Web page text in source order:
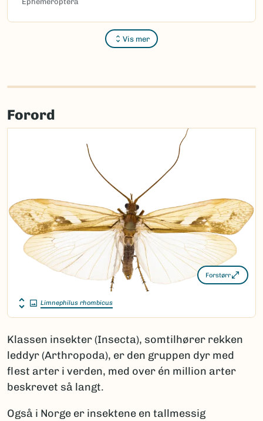
Vis mer
Forord
Forstørr
Limnephilus rhombicus
Klassen insekter (Insecta), somtilhører rekken
leddyr (Arthropoda), er den gruppen dyr med
flest arter i verden, med over én million arter
beskrevet så langt.
Også i Norge er insektene en tallmessig